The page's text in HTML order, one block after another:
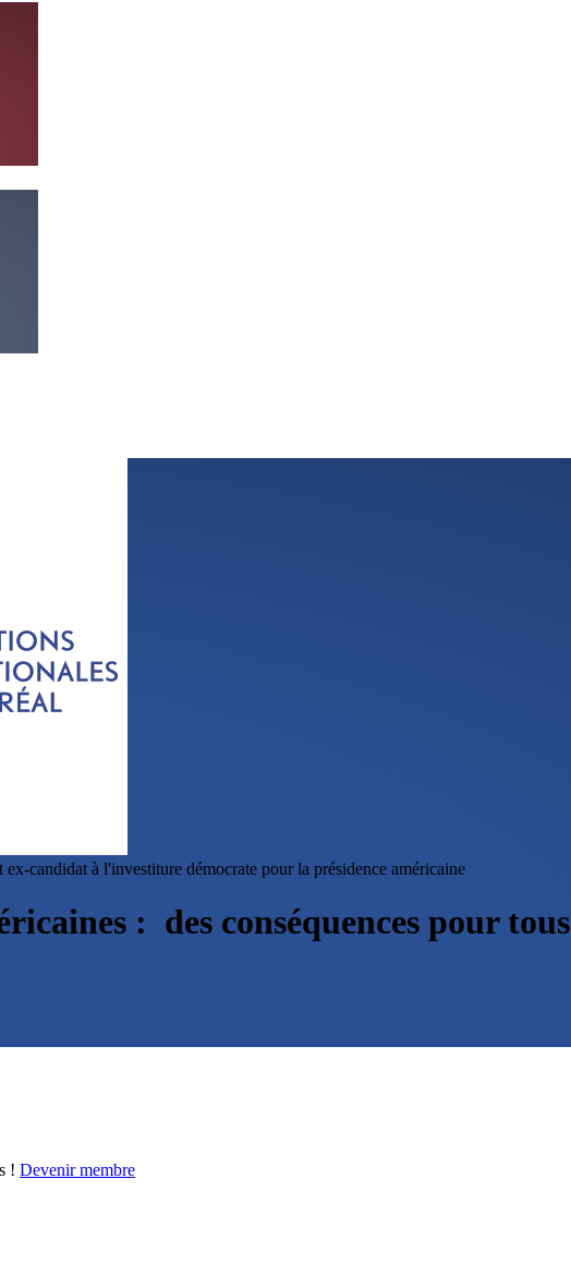
candidat à l'investiture démocrate pour la présidence américaine
: des conséquences pour tous
! Devenir membre